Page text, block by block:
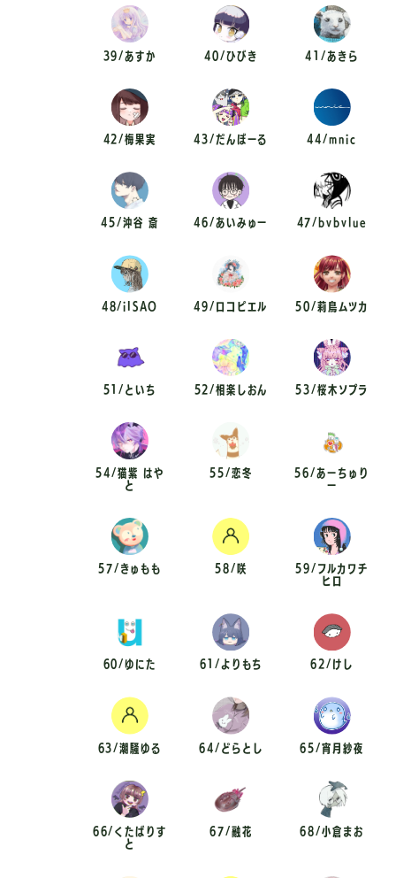
39/あすか 40/ひびき 41/あきら
42/梅果実 43/だんぼーる 44/mnic
45/沖谷 斎 46/あいみゅー 47/bvbvlue
48/iISAO 49/ロコピエル 50/莉鳥ムツカ
51/といち 52/相楽しおん 53/桜木ソプラ
54/猫紫 はや
と
55/恋冬 56/あーちゅり
ー
57/きゅもも 58/咲 59/フルカワチ
ヒロ
60/ゆにた 61/よりもち 62/けし
63/潮騒ゆる 64/どらとし 65/宵月紗夜
66/くたばりす
と
67/融花 68/小倉まお